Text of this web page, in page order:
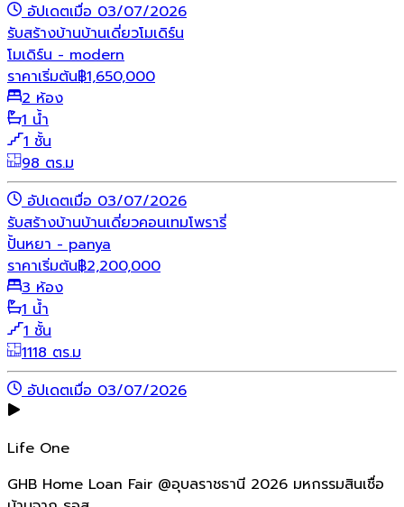
อัปเดตเมื่อ 03/07/2026
รับสร้างบ้านบ้านเดี่ยวโมเดิร์น
โมเดิร์น - modern
ราคาเริ่มต้น฿1,650,000
2 ห้อง
1 น้ำ
1 ชั้น
98 ตร.ม
อัปเดตเมื่อ 03/07/2026
รับสร้างบ้านบ้านเดี่ยวคอนเทมโพรารี่
ปั้นหยา - panya
ราคาเริ่มต้น฿2,200,000
3 ห้อง
1 น้ำ
1 ชั้น
1118 ตร.ม
อัปเดตเมื่อ 03/07/2026
Life One
GHB Home Loan Fair @อุบลราชธานี 2026 มหกรรมสินเชื่อ